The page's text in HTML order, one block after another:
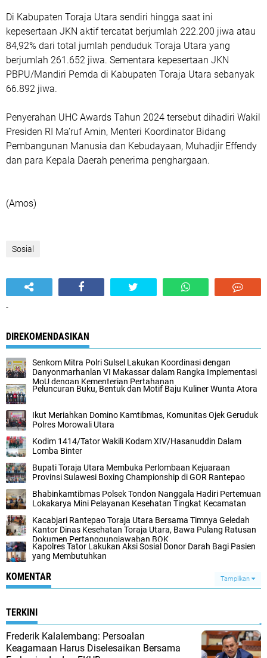
Di Kabupaten Toraja Utara sendiri hingga saat ini
kepesertaan JKN aktif tercatat berjumlah 222.200 jiwa atau
84,92% dari total jumlah penduduk Toraja Utara yang
berjumlah 261.652 jiwa. Sementara kepesertaan JKN
PBPU/Mandiri Pemda di Kabupaten Toraja Utara sebanyak
66.892 jiwa.
Penyerahan UHC Awards Tahun 2024 tersebut dihadiri Wakil
Presiden RI Ma’ruf Amin, Menteri Koordinator Bidang
Pembangunan Manusia dan Kebudayaan, Muhadjir Effendy
dan para Kepala Daerah penerima penghargaan.
(Amos)
Sosial
-
DIREKOMENDASIKAN
Senkom Mitra Polri Sulsel Lakukan Koordinasi dengan
Danyonmarhanlan VI Makassar dalam Rangka Implementasi
MoU dengan Kementerian Pertahanan
Peluncuran Buku, Bentuk dan Motif Baju Kuliner Wunta Atora
Ikut Meriahkan Domino Kamtibmas, Komunitas Ojek Geruduk
Polres Morowali Utara
Kodim 1414/Tator Wakili Kodam XIV/Hasanuddin Dalam
Lomba Binter
Bupati Toraja Utara Membuka Perlombaan Kejuaraan
Provinsi Sulawesi Boxing Championship di GOR Rantepao
Bhabinkamtibmas Polsek Tondon Nanggala Hadiri Pertemuan
Lokakarya Mini Pelayanan Kesehatan Tingkat Kecamatan
Kacabjari Rantepao Toraja Utara Bersama Timnya Geledah
Kantor Dinas Kesehatan Toraja Utara, Bawa Pulang Ratusan
Dokumen Pertanggungjawaban BOK
Kapolres Tator Lakukan Aksi Sosial Donor Darah Bagi Pasien
yang Membutuhkan
KOMENTAR Tampilkan
TERKINI
Frederik Kalalembang: Persoalan
Keagamaan Harus Diselesaikan Bersama